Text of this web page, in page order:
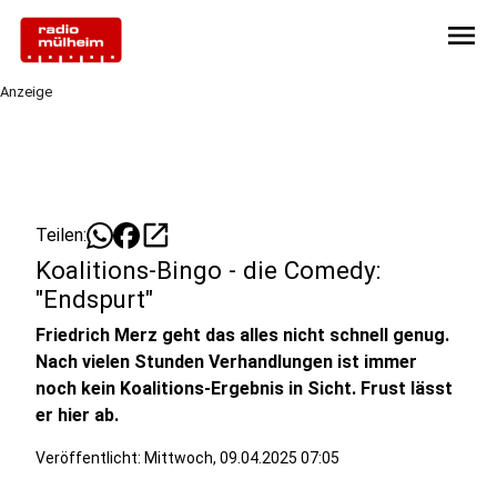
menu
Anzeige
Teilen: open_in_new
Koalitions-Bingo - die Comedy:
"Endspurt"
Friedrich Merz geht das alles nicht schnell genug.
Nach vielen Stunden Verhandlungen ist immer
noch kein Koalitions-Ergebnis in Sicht. Frust lässt
er hier ab.
Veröffentlicht: Mittwoch, 09.04.2025 07:05